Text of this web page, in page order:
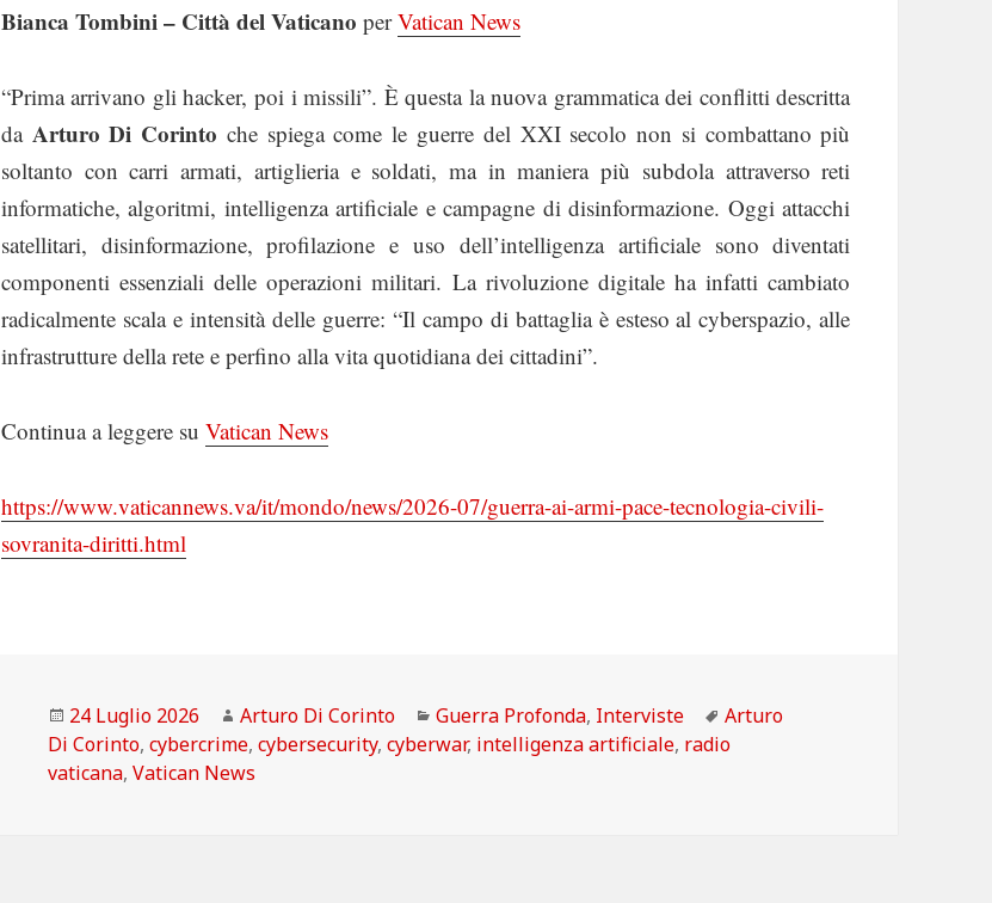
Bianca Tombini – Città del Vaticano perVatican News
“Prima arrivano gli hacker, poi i missili”. È questa la nuova grammatica dei conflitti descritta
da Arturo Di Corinto che spiega come le guerre del XXI secolo non si combattano più
soltanto con carri armati, artiglieria e soldati, ma in maniera più subdola attraverso reti
informatiche, algoritmi, intelligenza artificiale e campagne di disinformazione. Oggi attacchi
satellitari, disinformazione, profilazione e uso dell’intelligenza artificiale sono diventati
componenti essenziali delle operazioni militari. La rivoluzione digitale ha infatti cambiato
radicalmente scala e intensità delle guerre: “Il campo di battaglia è esteso al cyberspazio, alle
infrastrutture della rete e perfino alla vita quotidiana dei cittadini”.
Continua a leggere su Vatican News
https://www.vaticannews.va/it/mondo/news/2026-07/guerra-ai-armi-pace-tecnologia-civili-
sovranita-diritti.html
Scritto
il
24 Luglio 2026 Autore
Arturo Di Corinto Categorie
Guerra Profonda, Interviste Tag
Arturo
Di Corinto,cybercrime,cybersecurity,cyberwar, intelligenza artificiale, radio
vaticana,Vatican News